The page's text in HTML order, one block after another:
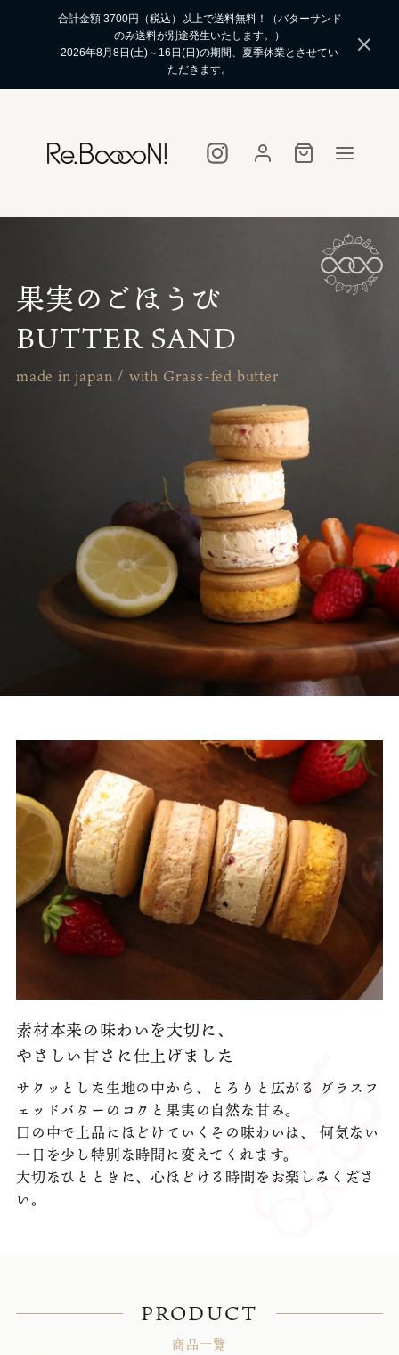
合計金額 3700円（税込）以上で送料無料！（バターサンド
のみ送料が別途発生いたします。）
2026年8月8日(土)～16日(日)の期間、夏季休業とさせてい
ただきます。
果実のごほうび
BUTTER SAND
made in japan / with Grass-fed butter
素材本来の味わいを大切に、
やさしい甘さに仕上げました
サクッとした生地の中から、とろりと広がる グラスフ
ェッドバターのコクと果実の自然な甘み。
口の中で上品にほどけていくその味わいは、
何気ない
一日を少し特別な時間に変えてくれます。
大切なひとときに、心ほどける時間をお楽しみくださ
い。
PRODUCT
商品一覧